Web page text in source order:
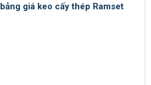
bảng giá keo cấy thép Ramset